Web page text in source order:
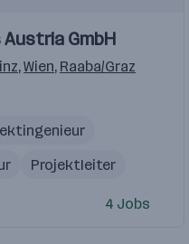
GmbH
,Wien, Raaba/Graz
Projektleiter
4 Jobs